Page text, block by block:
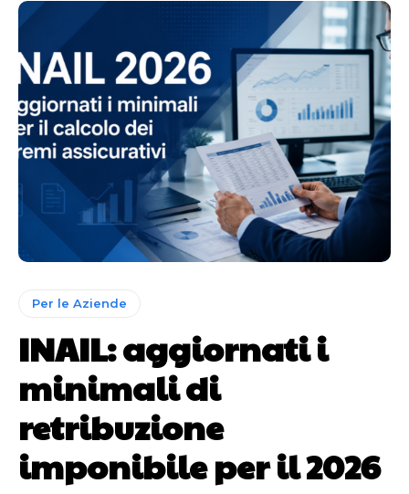
Per le Aziende
INAIL: aggiornati i
minimali di
retribuzione
imponibile per il 2026